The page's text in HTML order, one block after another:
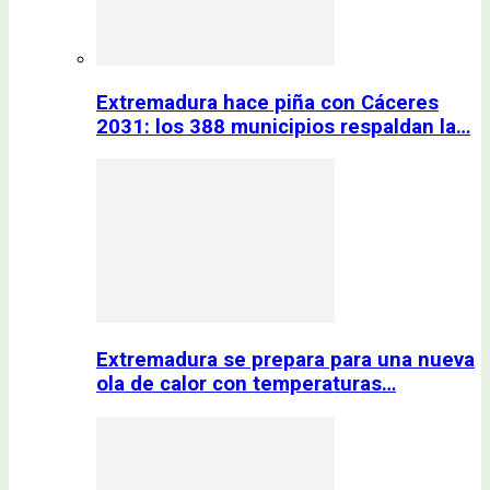
Extremadura hace piña con Cáceres
2031: los 388 municipios respaldan la…
Extremadura se prepara para una nueva
ola de calor con temperaturas…